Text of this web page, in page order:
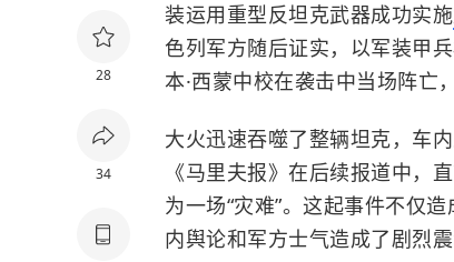
28
34
装运用重型反坦克武器成功实施
色列军方随后证实，以军装甲
本·西蒙中校在袭击中当场阵亡
大火迅速吞噬了整辆坦克，车
《马里夫报》在后续报道中，
为一场“灾难”。这起事件不仅
内舆论和军方士气造成了剧烈震